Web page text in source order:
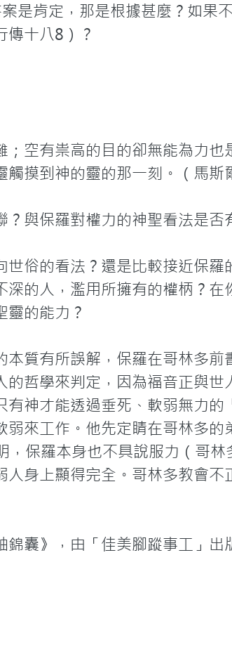
是肯定，那是根據甚麼？如果
空有祟高的目的卻無能為力也
摸到神的靈的那一刻。（馬斯
與保羅對權力的神聖看法是否
俗的看法？還是比較接近保羅
的人，濫用所擁有的權柄？在
靈的能力？
質有所誤解，保羅在哥林多
哲學來判定，因為福音正與世
神才能透過垂死、軟弱無力的
來工作。他先定睛在哥林多的
保羅本身也不具說服力（哥
身上顯得完全。哥林多教會不
錦囊》，由「佳美腳蹤事工」出